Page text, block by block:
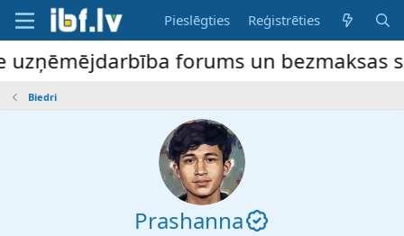
Pieslēgties Reģistrēties
forums un bezmaksas
Biedri
Prashanna